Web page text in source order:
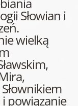
Słowian i
wielką
powiązanie